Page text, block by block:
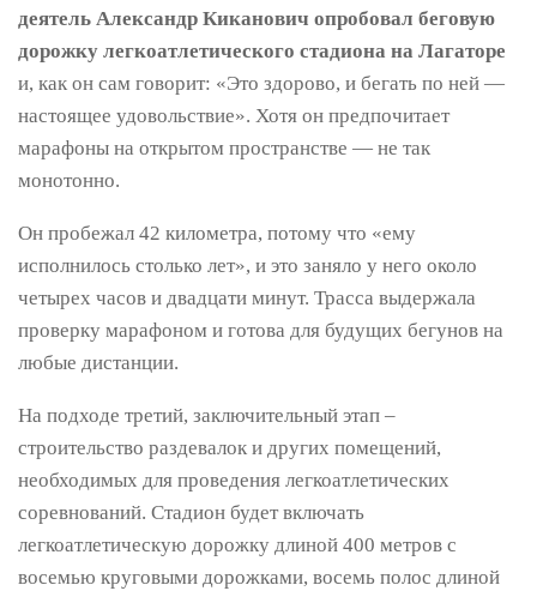
деятель Александр Киканович опробовал беговую
дорожку легкоатлетического стадиона на Лагаторе
и, как он сам говорит: «Это здорово, и бегать по ней —
настоящее удовольствие». Хотя он предпочитает
марафоны на открытом пространстве — не так
монотонно.
Он пробежал 42 километра, потому что «ему
исполнилось столько лет», и это заняло у него около
четырех часов и двадцати минут. Трасса выдержала
проверку марафоном и готова для будущих бегунов на
любые дистанции.
На подходе третий, заключительный этап –
строительство раздевалок и других помещений,
необходимых для проведения легкоатлетических
соревнований. Стадион будет включать
легкоатлетическую дорожку длиной 400 метров с
восемью круговыми дорожками, восемь полос длиной